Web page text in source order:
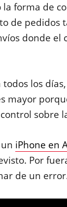
forma de
de pedidos
donde el
los
mayor
sobre
iPhone en
Por
de un